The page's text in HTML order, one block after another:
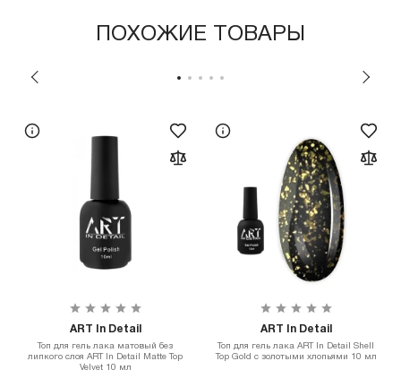
ПОХОЖИЕ ТОВАРЫ
ART In Detail
Топ для гель лака матовый без
липкого слоя ART In Detail Matte Top
Velvet 10 мл
ART In Detail
Топ для гель лака ART In Detail Shell
Top Gold с золотыми хлопьями 10 мл